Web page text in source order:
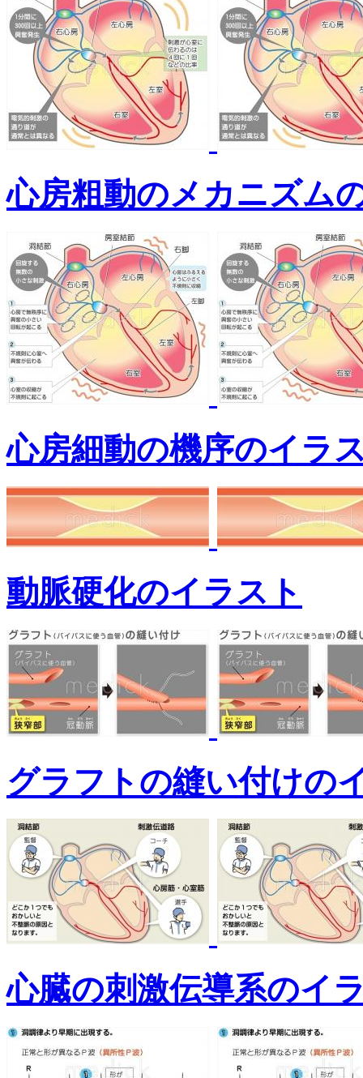
心房粗動のメカニズム
心房細動の機序のイラ
動脈硬化のイラスト
グラフトの縫い付けの
心臓の刺激伝導系のイ